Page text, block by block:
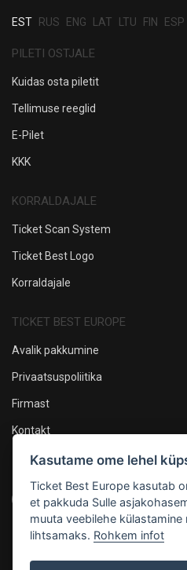
EST RUS ENG LAT LTU FIN ESP
PILETI OSTJALE
Kuidas osta piletit
Tellimuse reeglid
E-Pilet
KKK
KORRALDAJALE
Ticket Scan System
Ticket Best Logo
Korraldajale
TICKET BEST EUROPE
Avalik pakkumine
Privaatsuspoliitika
Firmast
Kontakt
Oleme sotsiaalmeedias
Maksevõimalused
Kasutame ome lehel
Ticket Best Europe kasutab
et pakkuda Sulle
muuta veebilehe külastamine
lihtsamaks. Rohkem infot